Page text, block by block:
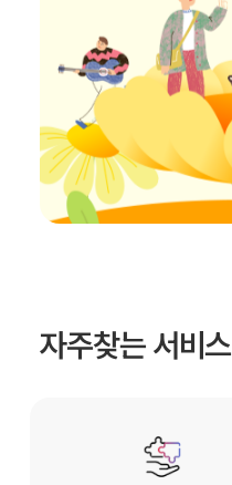
자주찾는 서비스